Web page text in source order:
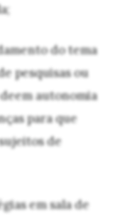
do tema
pesquisas ou
autonomia
para que
de
em sala de